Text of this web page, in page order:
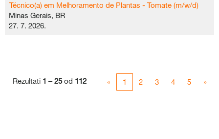
Técnico(a) em Melhoramento de Plantas - Tomate (m/w/d)
Minas Gerais, BR
27. 7. 2026.
Rezultati 1 – 25od 112 « 1 2 3 4 5 »